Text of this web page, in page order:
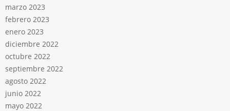
marzo 2023
febrero 2023
enero 2023
diciembre 2022
octubre 2022
septiembre 2022
agosto 2022
junio 2022
mayo 2022